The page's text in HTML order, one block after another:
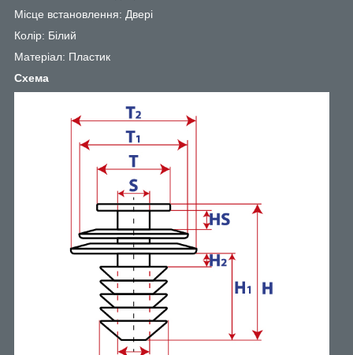
Місце встановлення: Двері
Колір: Білий
Матеріал: Пластик
Схема